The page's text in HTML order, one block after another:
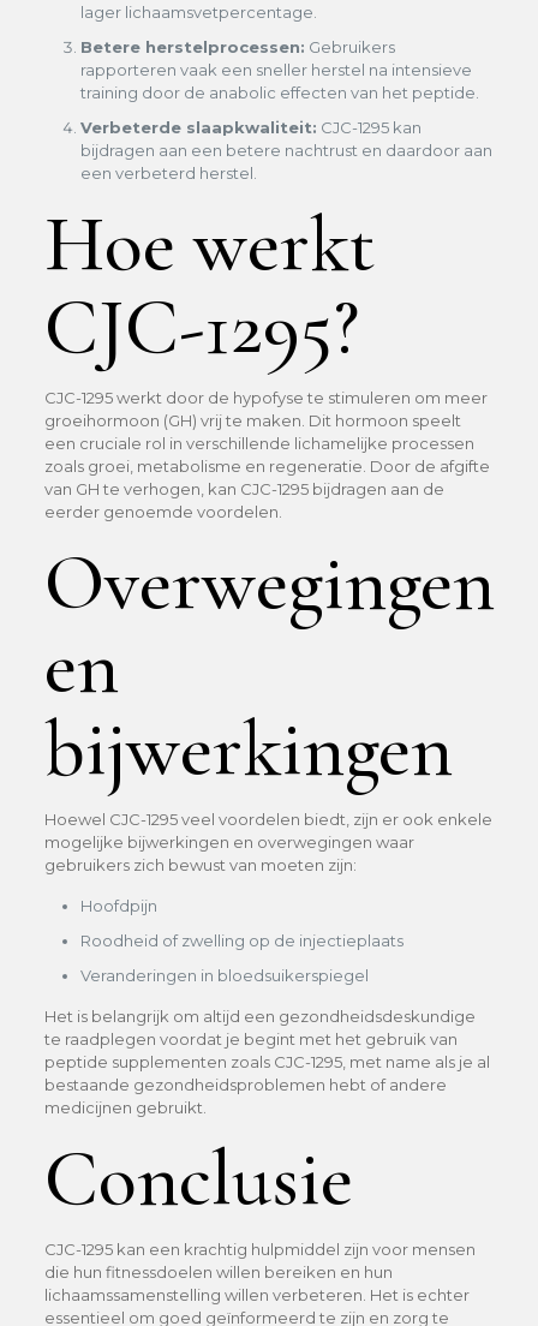
lager lichaamsvetpercentage.
Betere herstelprocessen: Gebruikers
rapporteren vaak een sneller herstel na intensieve
training door de anabolic effecten van het peptide.
Verbeterde slaapkwaliteit: CJC-1295 kan
bijdragen aan een betere nachtrust en daardoor aan
een verbeterd herstel.
Hoe werkt
CJC-1295?
CJC-1295 werkt door de hypofyse te stimuleren om meer
groeihormoon (GH) vrij te maken. Dit hormoon speelt
een cruciale rol in verschillende lichamelijke processen
zoals groei, metabolisme en regeneratie. Door de afgifte
van GH te verhogen, kan CJC-1295 bijdragen aan de
eerder genoemde voordelen.
Overwegingen
en
bijwerkingen
Hoewel CJC-1295 veel voordelen biedt, zijn er ook enkele
mogelijke bijwerkingen en overwegingen waar
gebruikers zich bewust van moeten zijn:
Hoofdpijn
Roodheid of zwelling op de injectieplaats
Veranderingen in bloedsuikerspiegel
Het is belangrijk om altijd een gezondheidsdeskundige
te raadplegen voordat je begint met het gebruik van
peptide supplementen zoals CJC-1295, met name als je al
bestaande gezondheidsproblemen hebt of andere
medicijnen gebruikt.
Conclusie
CJC-1295 kan een krachtig hulpmiddel zijn voor mensen
die hun fitnessdoelen willen bereiken en hun
lichaamssamenstelling willen verbeteren. Het is echter
essentieel om goed geïnformeerd te zijn en zorg te